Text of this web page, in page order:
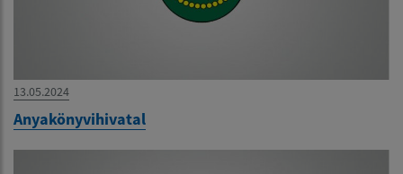
13.05.2024
Anyakönyvihivatal